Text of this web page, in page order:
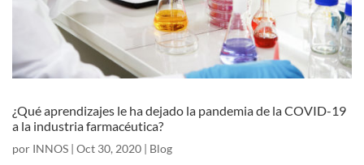
¿Qué aprendizajes le ha dejado la pandemia de la COVID-19
a la industria farmacéutica?
por INNOS | Oct 30, 2020 | Blog